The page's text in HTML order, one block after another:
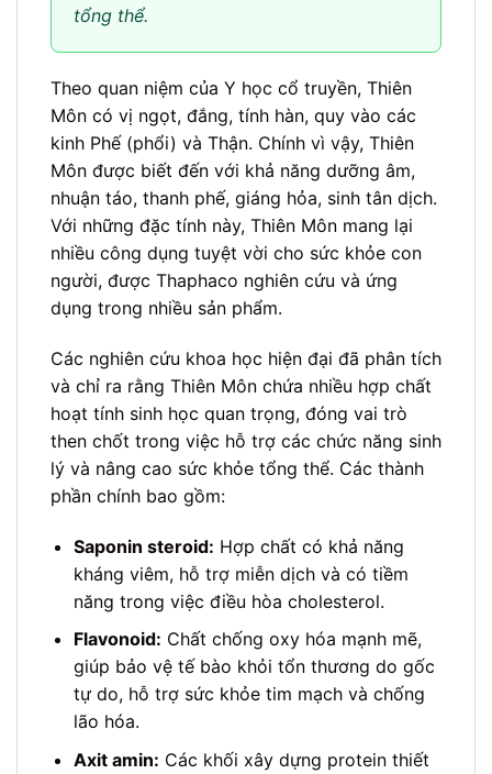
tổng thể.
Theo quan niệm của Y học cổ truyền, Thiên
Môn có vị ngọt, đắng, tính hàn, quy vào các
kinh Phế (phổi) và Thận. Chính vì vậy, Thiên
Môn được biết đến với khả năng dưỡng âm,
nhuận táo, thanh phế, giáng hỏa, sinh tân dịch.
Với những đặc tính này, Thiên Môn mang lại
nhiều công dụng tuyệt vời cho sức khỏe con
người, được Thaphaco nghiên cứu và ứng
dụng trong nhiều sản phẩm.
Các nghiên cứu khoa học hiện đại đã phân tích
và chỉ ra rằng Thiên Môn chứa nhiều hợp chất
hoạt tính sinh học quan trọng, đóng vai trò
then chốt trong việc hỗ trợ các chức năng sinh
lý và nâng cao sức khỏe tổng thể. Các thành
phần chính bao gồm:
Saponin steroid: Hợp chất có khả năng
kháng viêm, hỗ trợ miễn dịch và có tiềm
năng trong việc điều hòa cholesterol.
Flavonoid: Chất chống oxy hóa mạnh mẽ,
giúp bảo vệ tế bào khỏi tổn thương do gốc
tự do, hỗ trợ sức khỏe tim mạch và chống
lão hóa.
Axit amin: Các khối xây dựng protein thiết